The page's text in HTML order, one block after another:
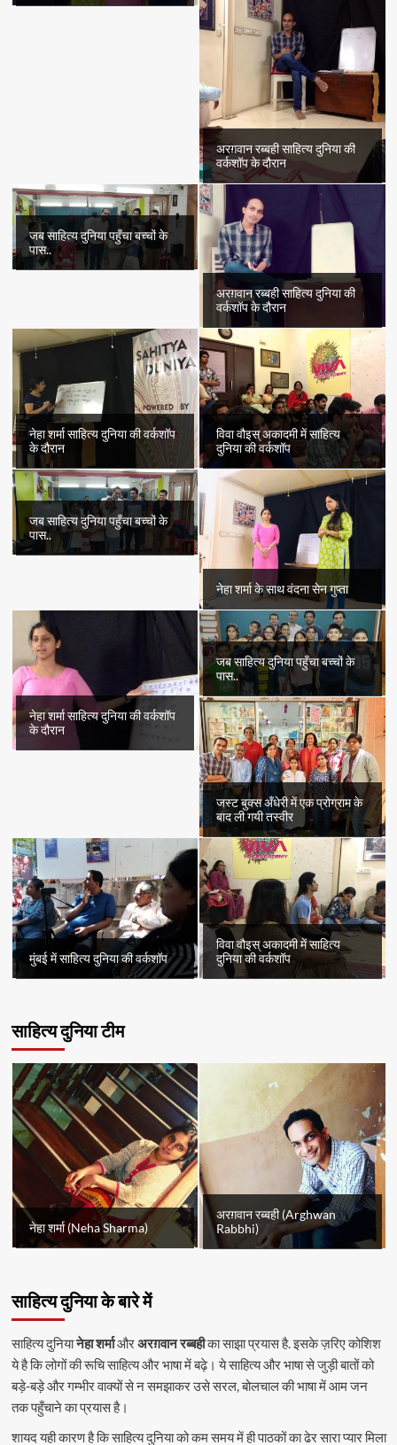
अरग़वान रब्बही साहित्य दुनिया की
वर्कशॉप के दौरान
जब साहित्य दुनिया पहुँचा बच्चों के
पास..
अरग़वान रब्बही साहित्य दुनिया की
वर्कशॉप के दौरान
नेहा शर्मा साहित्य दुनिया की वर्कशॉप
के दौरान
विवा वौइस् अकादमी में साहित्य
दुनिया की वर्कशॉप
जब साहित्य दुनिया पहुँचा बच्चों के
पास..
नेहा शर्मा के साथ वंदना सेन गुप्ता
नेहा शर्मा साहित्य दुनिया की वर्कशॉप
के दौरान
जब साहित्य दुनिया पहुँचा बच्चों के
पास..
जस्ट बुक्स अँधेरी में एक प्रोग्राम के
बाद ली गयी तस्वीर
मुंबई में साहित्य दुनिया की वर्कशॉप
विवा वौइस् अकादमी में साहित्य
दुनिया की वर्कशॉप
साहित्य दुनिया टीम
नेहा शर्मा (Neha Sharma)
अरग़वान रब्बही (Arghwan
Rabbhi)
साहित्य दुनिया के बारे में
साहित्य दुनियानेहा शर्माऔरअरग़वान रब्बहीका साझा प्रयास है. इसके ज़रिए कोशिश
ये है कि लोगों की रूचि साहित्य और भाषा में बढ़े। ये साहित्य और भाषा से जुड़ी बातों को
बड़े-बड़े और गम्भीर वाक्यों से न समझाकर उसे सरल, बोलचाल की भाषा में आम जन
तक पहुँचाने का प्रयास है।
शायद यही कारण है कि साहित्य दुनिया को कम समय में ही पाठकों का ढेर सारा प्यार मिला